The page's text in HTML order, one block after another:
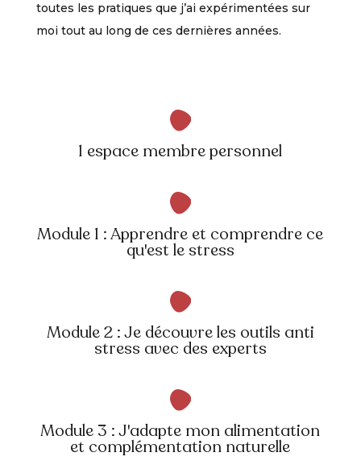
toutes les pratiques que j’ai expérimentées sur
moi tout au long de ces dernières années.
1 espace membre personnel
Module 1 : Apprendre et comprendre ce
qu'est le stress
Module 2 : Je découvre les outils anti
stress avec des experts
Module 3 : J'adapte mon alimentation
et complémentation naturelle